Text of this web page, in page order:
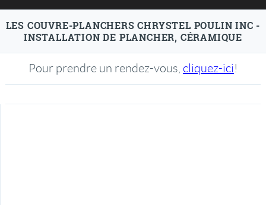
LES COUVRE-PLANCHERS CHRYSTEL POULIN INC -
INSTALLATION DE PLANCHER, CÉRAMIQUE
Pour prendre un rendez-vous, cliquez-ici!